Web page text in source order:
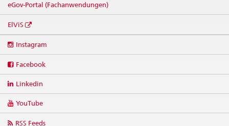
eGov-Portal (Fachanwendungen)
ElViS
media
Instagram
Facebook
Linkedin
YouTube
RSS Feeds